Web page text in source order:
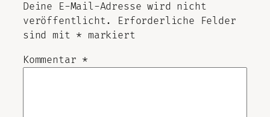
Deine E-Mail-Adresse wird nicht
veröffentlicht.
Erforderliche Felder
sind mit * markiert
Kommentar *